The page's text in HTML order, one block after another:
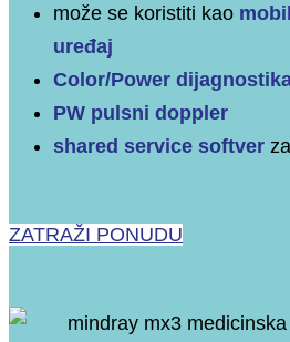
može se koristiti kao
uređaj
Color/Power
PW pulsni doppler
shared service softver
ZATRAŽI PONUDU